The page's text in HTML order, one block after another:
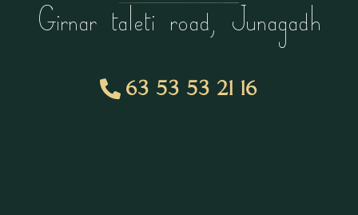
Girnar taleti road, Junagadh
63 53 53 21 16